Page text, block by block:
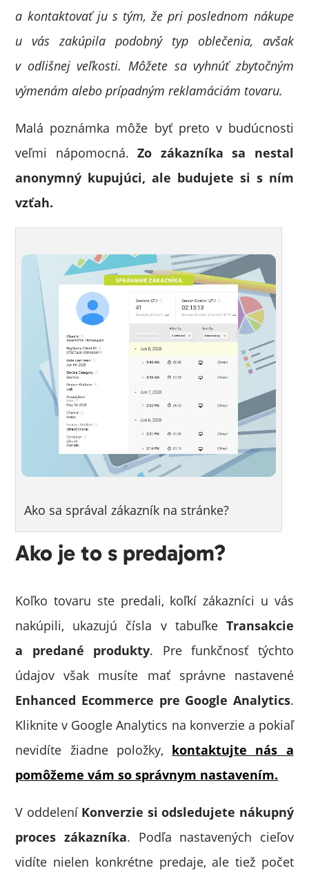
a kontaktovať ju s tým, že pri poslednom nákupe
u vás zakúpila podobný typ oblečenia, avšak
v odlišnej veľkosti. Môžete sa vyhnúť zbytočným
výmenám alebo prípadným reklamáciám tovaru.
Malá poznámka môže byť preto v budúcnosti
veľmi nápomocná.Zo zákazníka sa nestal
anonymný kupujúci, ale budujete si s ním
vzťah.
Ako sa správal zákazník na stránke?
Ako je to s predajom?
Koľko tovaru ste predali, koľkí zákazníci u vás
nakúpili, ukazujú čísla v tabuľke Transakcie
a predané produkty. Pre funkčnosť týchto
údajov však musíte mať správne nastavené
Enhanced Ecommerce pre Google Analytics.
Kliknite v Google Analytics na konverzie a pokiaľ
nevidíte žiadne položky, kontaktujte nás a
pomôžeme vám so správnym nastavením.
V oddelení Konverzie si odsledujete nákupný
proces zákazníka. Podľa nastavených cieľov
vidíte nielen konkrétne predaje, ale tiež počet